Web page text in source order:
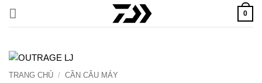
qua
0
TRANG CHỦ / CẦN CÂU MÁY